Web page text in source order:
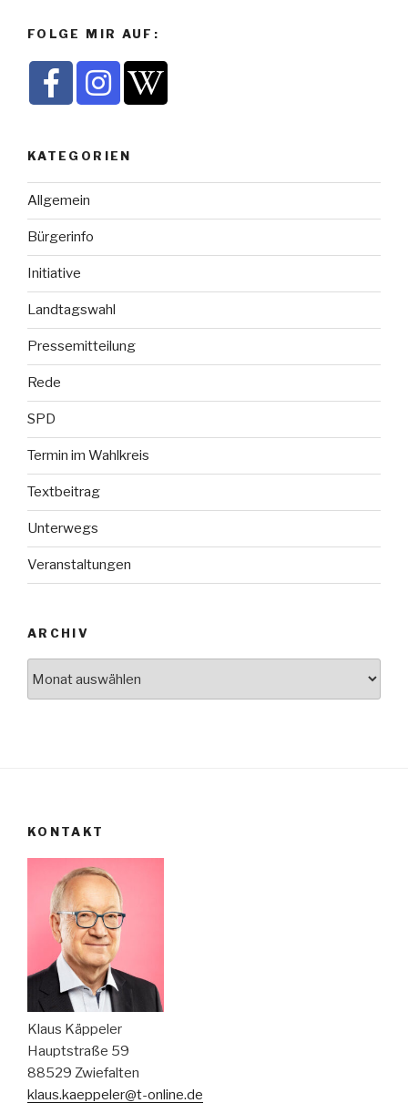
FOLGE MIR AUF:
KATEGORIEN
Allgemein
Bürgerinfo
Initiative
Landtagswahl
Pressemitteilung
Rede
SPD
Termin im Wahlkreis
Textbeitrag
Unterwegs
Veranstaltungen
ARCHIV
KONTAKT
Klaus Käppeler
Hauptstraße 59
88529 Zwiefalten
klaus.kaeppeler@t-online.de